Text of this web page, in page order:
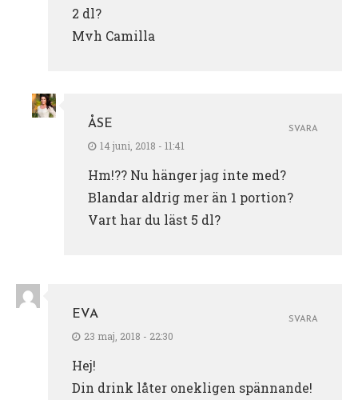
2 dl?
Mvh Camilla
ÅSE
14 juni, 2018 - 11:41
Hm!?? Nu hänger jag inte med?
Blandar aldrig mer än 1 portion?
Vart har du läst 5 dl?
SVARA
EVA
23 maj, 2018 - 22:30
Hej!
Din drink låter onekligen spännande!
SVARA